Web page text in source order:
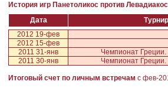
История игр Панетоликос против Левадиакос
Дата
Турнир
2012 19-фев
2012 15-фев
2011 31-янв
Чемпионат Греции.
2011 30-янв
Чемпионат Греции.
Итоговый счет по личным встречам с фев-